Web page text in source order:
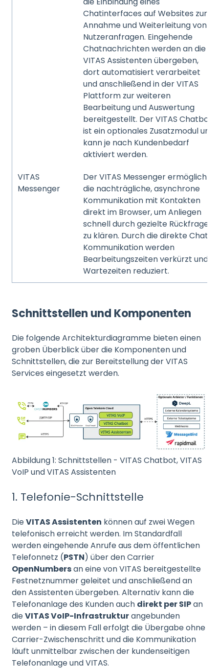
Chatinterfaces auf Websites zur
Annahme und Weiterleitung von
Nutzeranfragen. Eingehende
Chatnachrichten werden an die
VITAS Assistenten übergeben,
dort automatisiert verarbeitet
und anschließend in der VITAS
Plattform zur weiteren
Bearbeitung und Auswertung
bereitgestellt. Der VITAS Chatbot
ist ein optionales Zusatzmodul und
kann je nach Kundenbedarf
aktiviert werden.
VITAS
Messenger
Der VITAS Messenger ermöglicht
die nachträgliche, asynchrone
Kommunikation mit Kontakten
direkt im Browser, um Anliegen
schnell durch gezielte Rückfragen
zu klären. Durch die direkte Chat-
Kommunikation werden
Bearbeitungszeiten verkürzt und
Wartezeiten reduziert.
Schnittstellen und Komponenten
Die folgende Architekturdiagramme bieten einen
groben Überblick über die Komponenten und
Schnittstellen, die zur Bereitstellung der VITAS
Services eingesetzt werden.
Abbildung 1: Schnittstellen - VITAS Chatbot, VITAS
VoIP und VITAS Assistenten
1. Telefonie-Schnittstelle
DieVITAS Assistenten können auf zwei Wegen
telefonisch erreicht werden. Im Standardfall
werden eingehende Anrufe aus dem öffentlichen
Telefonnetz (PSTN) über den Carrier
OpenNumbersan eine von VITAS bereitgestellte
Festnetznummer geleitet und anschließend an
den Assistenten übergeben. Alternativ kann die
Telefonanlage des Kunden auch direkt per SIPan
dieVITAS VoIP-Infrastrukturangebunden
werden – in diesem Fall erfolgt die Übergabe ohne
Carrier-Zwischenschritt und die Kommunikation
läuft unmittelbar zwischen der kundenseitigen
Telefonanlage und VITAS.